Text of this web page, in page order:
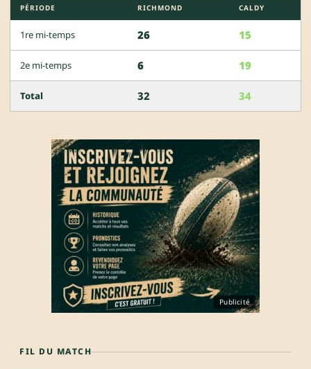
PÉRIODE RICHMOND CALDY
1re mi-temps 26 15
2e mi-temps 6 19
Total 32 34
Publicité
FIL DU MATCH